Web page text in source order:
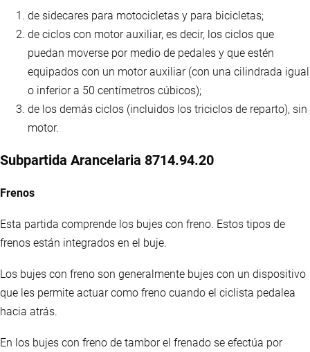
de sidecares para motocicletas y para bicicletas;
de ciclos con motor auxiliar, es decir, los ciclos que
puedan moverse por medio de pedales y que estén
equipados con un motor auxiliar (con una cilindrada igual
o inferior a 50 centímetros cúbicos);
de los demás ciclos (incluidos los triciclos de reparto), sin
motor.
Subpartida Arancelaria 8714.94.20
Frenos
Esta partida comprende los bujes con freno. Estos tipos de
frenos están integrados en el buje.
Los bujes con freno son generalmente bujes con un dispositivo
que les permite actuar como freno cuando el ciclista pedalea
hacia atrás.
En los bujes con freno de tambor el frenado se efectúa por